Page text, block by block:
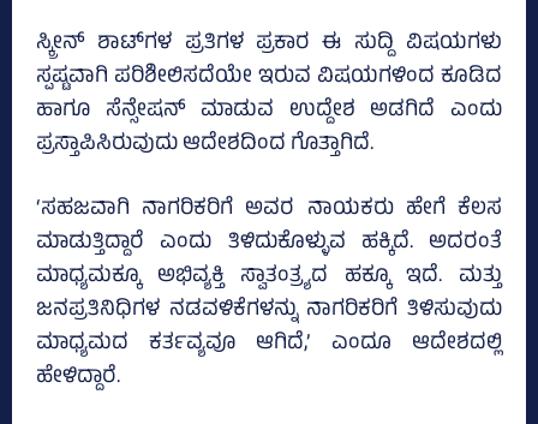
ಸ್ಕ್ರೀನ್‌ ಶಾಟ್‌ಗಳ ಪ್ರತಿಗಳ ಪ್ರಕಾರ ಈ ಸುದ್ದಿ ವಿಷಯಗಳು
ಸ್ಪಷ್ಟವಾಗಿ ಪರಿಶೀಲಿಸದೆಯೇ ಇರುವ ವಿಷಯಗಳಿಂದ ಕೂಡಿದ
ಹಾಗೂ ಸೆನ್ಸೇಷನ್‌ ಮಾಡುವ ಉದ್ದೇಶ ಅಡಗಿದೆ ಎಂದು
ಪ್ರಸ್ತಾಪಿಸಿರುವುದು ಆದೇಶದಿಂದ ಗೊತ್ತಾಗಿದೆ.
‘ಸಹಜವಾಗಿ ನಾಗರಿಕರಿಗೆ ಅವರ ನಾಯಕರು ಹೇಗೆ ಕೆಲಸ
ಮಾಡುತ್ತಿದ್ದಾರೆ ಎಂದು ತಿಳಿದುಕೊಳ್ಳುವ ಹಕ್ಕಿದೆ. ಅದರಂತೆ
ಮಾಧ್ಯಮಕ್ಕೂ ಅಭಿವ್ಯಕ್ತಿ ಸ್ವಾತಂತ್ರ್ಯದ ಹಕ್ಕೂ ಇದೆ. ಮತ್ತು
ಜನಪ್ರತಿನಿಧಿಗಳ ನಡವಳಿಕೆಗಳನ್ನು ನಾಗರಿಕರಿಗೆ ತಿಳಿಸುವುದು
ಮಾಧ್ಯಮದ ಕರ್ತವ್ಯವೂ ಆಗಿದೆ,’ ಎಂದೂ ಆದೇಶದಲ್ಲಿ
ಹೇಳಿದ್ದಾರೆ.